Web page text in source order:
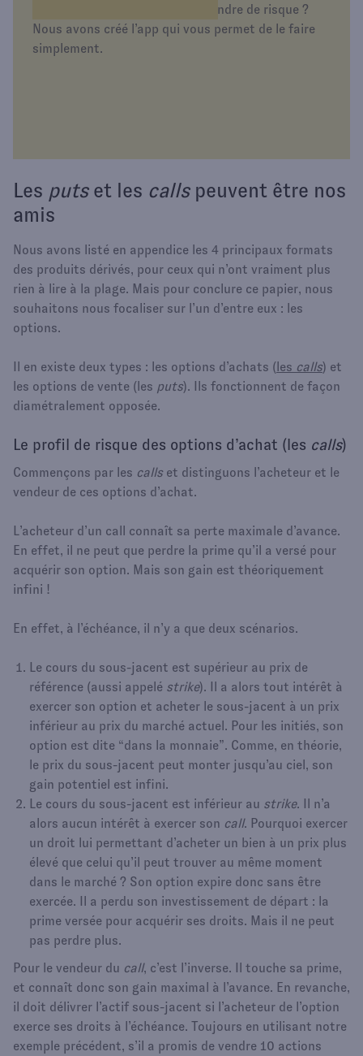
simplement d’épargner sans prendre de risque ?
Nous avons créé l’app qui vous permet de le faire
simplement.
Les putset les callspeuvent être nos
amis
Nous avons listé en appendice les 4 principaux formats
des produits dérivés, pour ceux qui n’ont vraiment plus
rien à lire à la plage. Mais pour conclure ce papier, nous
souhaitons nous focaliser sur l’un d’entre eux : les
options.
Il en existe deux types : les options d’achats ( les calls) et
les options de vente (les puts). Ils fonctionnent de façon
diamétralement opposée.
Le profil de risque des options d’achat (les calls)
Commençons par les callset distinguons l’acheteur et le
vendeur de ces options d’achat.
L’acheteur d’un call connaît sa perte maximale d’avance.
En effet, il ne peut que perdre la prime qu’il a versé pour
acquérir son option. Mais son gain est théoriquement
infini !
En effet, à l’échéance, il n’y a que deux scénarios.
Le cours du sous-jacent est supérieur au prix de
référence (aussi appelé strike). Il a alors tout intérêt à
exercer son option et acheter le sous-jacent à un prix
inférieur au prix du marché actuel. Pour les initiés, son
option est dite “dans la monnaie”. Comme, en théorie,
le prix du sous-jacent peut monter jusqu’au ciel, son
gain potentiel est infini.
Le cours du sous-jacent est inférieur au strike. Il n’a
alors aucun intérêt à exercer son call. Pourquoi exercer
un droit lui permettant d’acheter un bien à un prix plus
élevé que celui qu’il peut trouver au même moment
dans le marché ? Son option expire donc sans être
exercée. Il a perdu son investissement de départ : la
prime versée pour acquérir ses droits. Mais il ne peut
pas perdre plus.
Pour le vendeur du call, c’est l’inverse. Il touche sa prime,
et connaît donc son gain maximal à l’avance. En revanche,
il doit délivrer l’actif sous-jacent si l’acheteur de l’option
exerce ses droits à l’échéance. Toujours en utilisant notre
exemple précédent, s’il a promis de vendre 10 actions